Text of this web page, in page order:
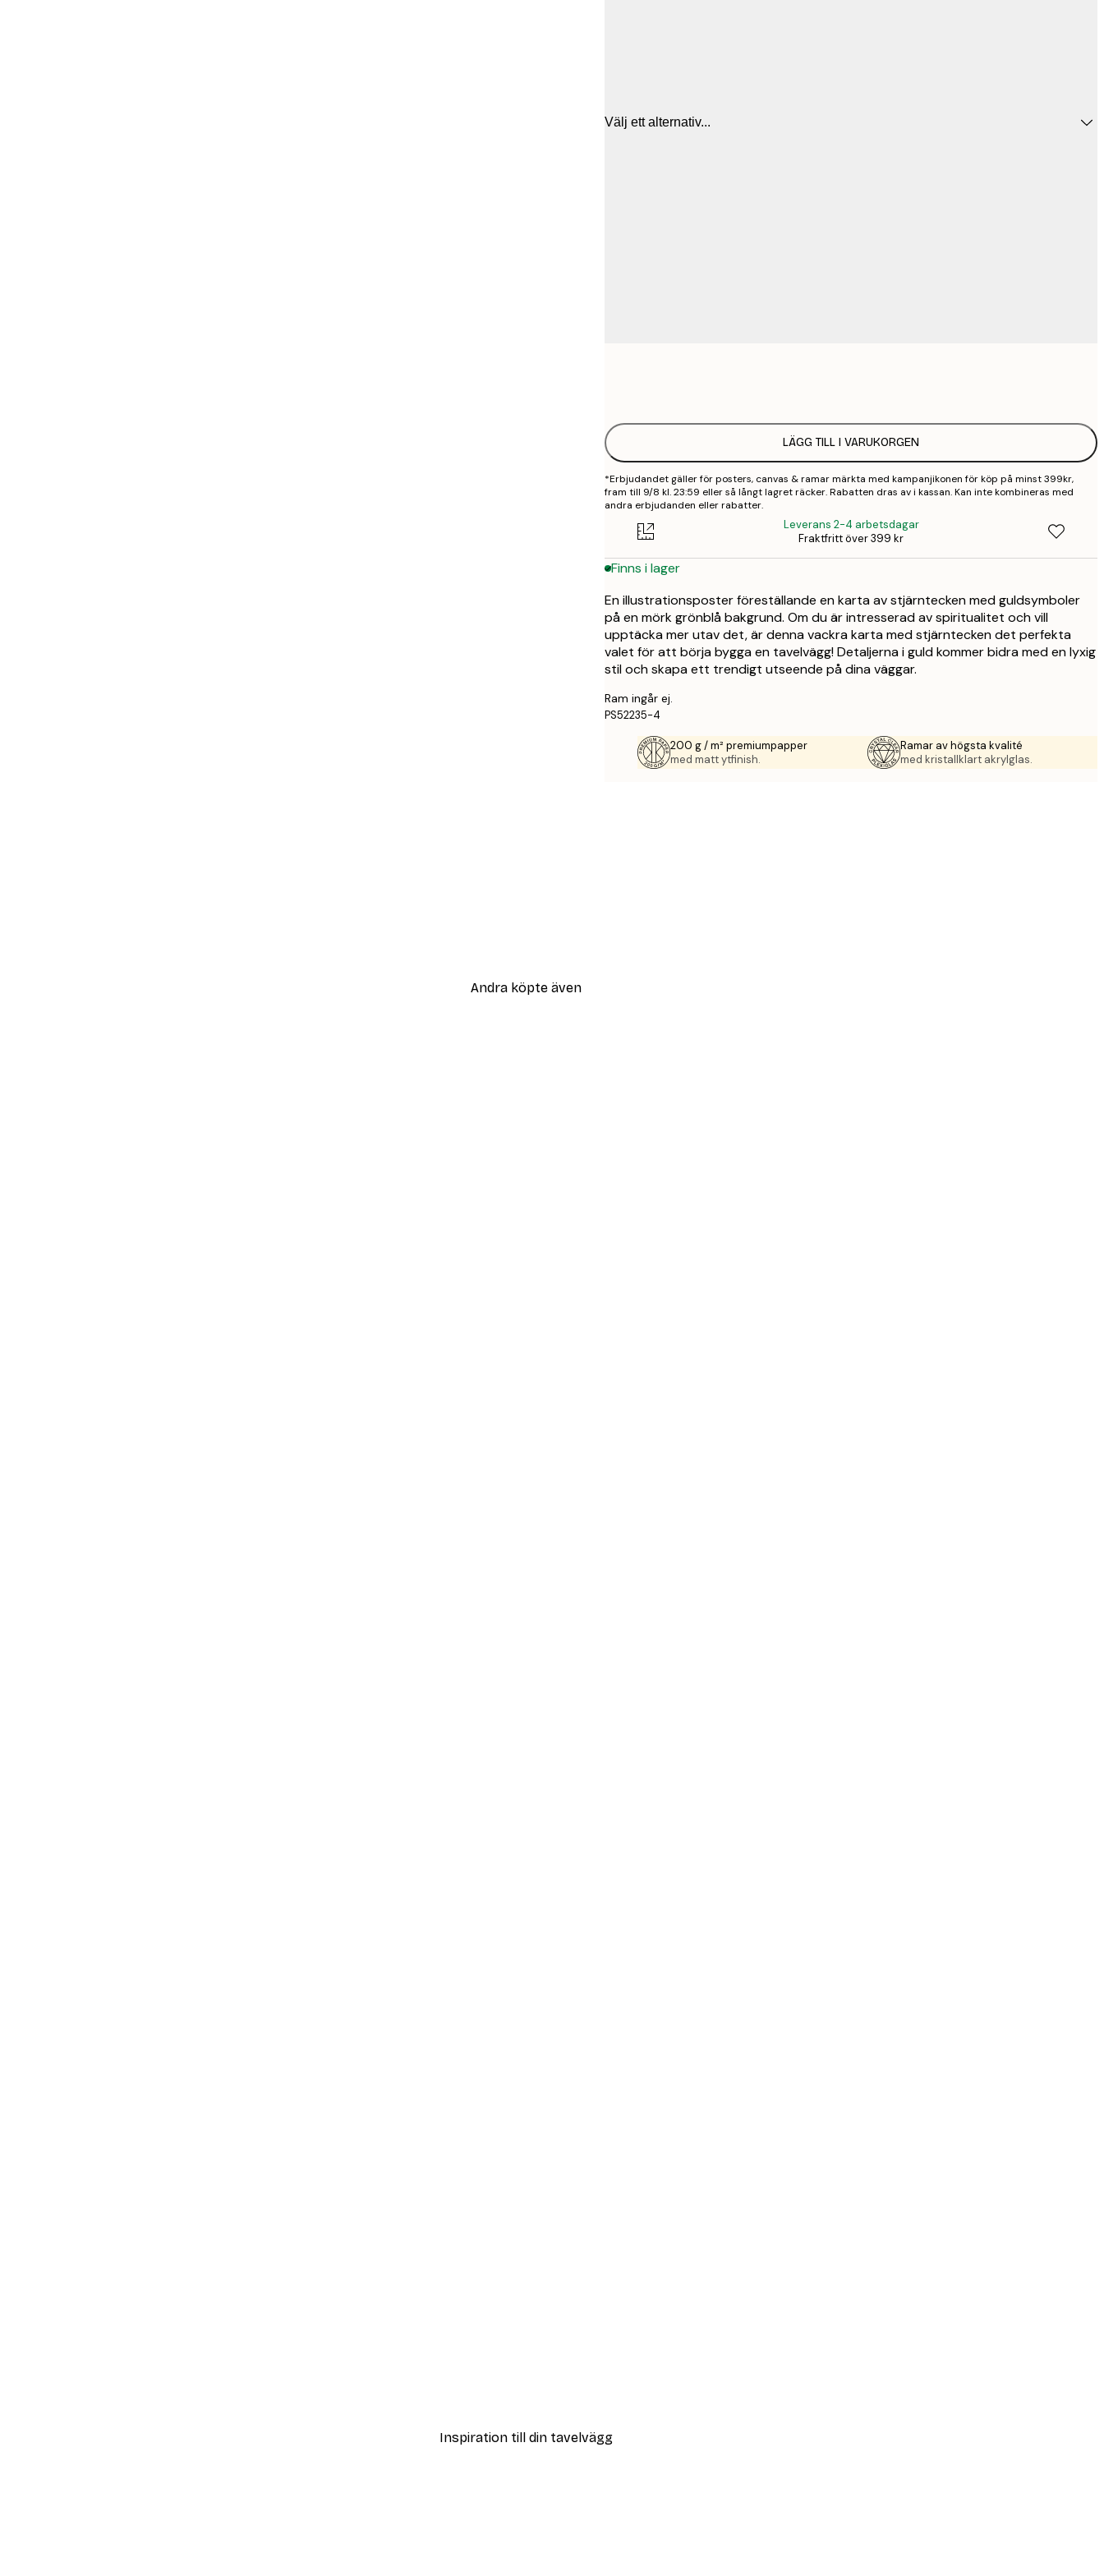
Välj ett alternativ...
LÄGG TILL I VARUKORGEN
*Erbjudandet gäller för posters, canvas & ramar märkta med kampanjikonen för köp på minst 399kr,
fram till 9/8 kl. 23:59 eller så långt lagret räcker. Rabatten dras av i kassan. Kan inte kombineras med
andra erbjudanden eller rabatter.
Leverans 2-4 arbetsdagar
Fraktfritt över 399 kr
Finns i lager
En illustrationsposter föreställande en karta av stjärntecken med guldsymboler
på en mörk grönblå bakgrund. Om du är intresserad av spiritualitet och vill
upptäcka mer utav det, är denna vackra karta med stjärntecken det perfekta
valet för att börja bygga en tavelvägg! Detaljerna i guld kommer bidra med en lyxig
stil och skapa ett trendigt utseende på dina väggar.
Ram ingår ej.
PS52235-4
200 g / m² premiumpapper
med matt ytfinish.
Ramar av högsta kvalité
med kristallklart akrylglas.
Andra köpte även
Inspiration till din tavelvägg